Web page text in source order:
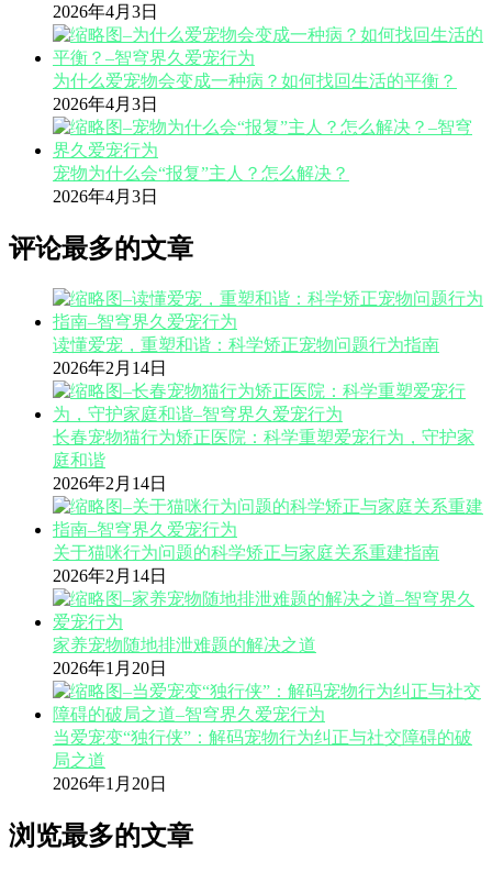
2026年4月3日
为什么爱宠物会变成一种病？如何找回生活的平衡？
2026年4月3日
宠物为什么会“报复”主人？怎么解决？
2026年4月3日
评论最多的文章
读懂爱宠，重塑和谐：科学矫正宠物问题行为指南
2026年2月14日
长春宠物猫行为矫正医院：科学重塑爱宠行为，守护家
庭和谐
2026年2月14日
关于猫咪行为问题的科学矫正与家庭关系重建指南
2026年2月14日
家养宠物随地排泄难题的解决之道
2026年1月20日
当爱宠变“独行侠”：解码宠物行为纠正与社交障碍的破
局之道
2026年1月20日
浏览最多的文章